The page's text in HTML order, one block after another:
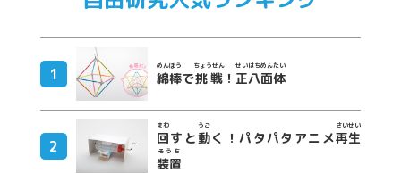
綿棒
めんぼう
で挑戦
ちょうせん
！ 正八面体
せいはちめんたい
回
まわ
すと動
うご
く！パタパタアニメ再生
さいせい
装置
そうち